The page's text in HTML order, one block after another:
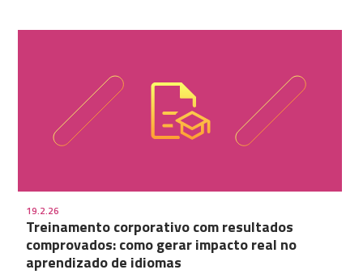
19.2.26
Treinamento corporativo com resultados
comprovados: como gerar impacto real no
aprendizado de idiomas